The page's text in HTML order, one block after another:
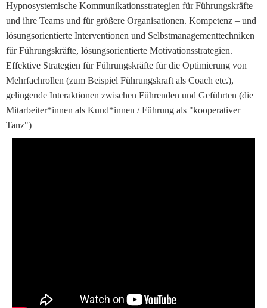
Hypnosystemische Kommunikationsstrategien für Führungskräfte
und ihre Teams und für größere Organisationen. Kompetenz – und
lösungsorientierte Interventionen und Selbstmanagementtechniken
für Führungskräfte, lösungsorientierte Motivationsstrategien.
Effektive Strategien für Führungskräfte für die Optimierung von
Mehrfachrollen (zum Beispiel Führungskraft als Coach etc.),
gelingende Interaktionen zwischen Führenden und Geführten (die
Mitarbeiter*innen als Kund*innen / Führung als "kooperativer
Tanz")